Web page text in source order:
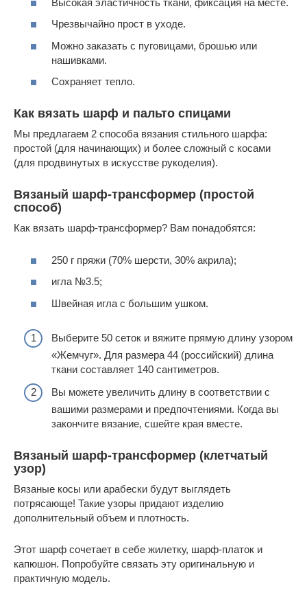
Чрезвычайно прост в уходе.
Можно заказать с пуговицами, брошью или
нашивками.
Сохраняет тепло.
Как вязать шарф и пальто спицами
Мы предлагаем 2 способа вязания стильного шарфа:
простой (для начинающих) и более сложный с косами
(для продвинутых в искусстве рукоделия).
Вязаный шарф-трансформер (простой
способ)
Как вязать шарф-трансформер? Вам понадобятся:
250 г пряжи (70% шерсти, 30% акрила);
игла №3.5;
Швейная игла с большим ушком.
Выберите 50 сеток и вяжите прямую длину узором
«Жемчуг». Для размера 44 (российский) длина
ткани составляет 140 сантиметров.
Вы можете увеличить длину в соответствии с
вашими размерами и предпочтениями. Когда вы
закончите вязание, сшейте края вместе.
Вязаный шарф-трансформер (клетчатый
узор)
Вязаные косы или арабески будут выглядеть
потрясающе! Такие узоры придают изделию
дополнительный объем и плотность.
Этот шарф сочетает в себе жилетку, шарф-платок и
капюшон. Попробуйте связать эту оригинальную и
практичную модель.